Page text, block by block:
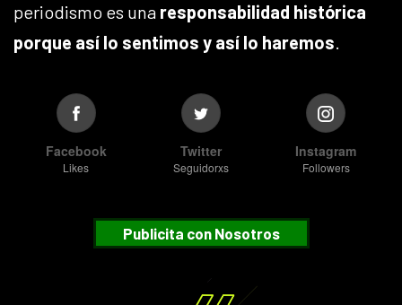
periodismo es una responsabilidad histórica
porque así lo sentimos y así lo haremos.
Facebook
Likes
Twitter
Seguidorxs
Instagram
Followers
Publicita con Nosotros